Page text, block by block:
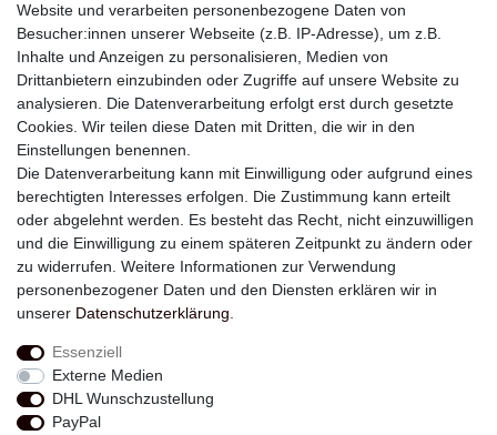
Newsletter
E-MAIL **
Einwilligung kann ich jederzeit widerrufen.**
Abonnieren
Widerrufs­recht
Website und verarbeiten personenbezogene Daten von
Besucher:innen unserer Webseite (z.B. IP-Adresse), um z.B.
Inhalte und Anzeigen zu personalisieren, Medien von
Drittanbietern einzubinden oder Zugriffe auf unsere Website zu
analysieren. Die Datenverarbeitung erfolgt erst durch gesetzte
Cookies. Wir teilen diese Daten mit Dritten, die wir in den
Einstellungen benennen.
Die Datenverarbeitung kann mit Einwilligung oder aufgrund eines
berechtigten Interesses erfolgen. Die Zustimmung kann erteilt
oder abgelehnt werden. Es besteht das Recht, nicht einzuwilligen
und die Einwilligung zu einem späteren Zeitpunkt zu ändern oder
zu widerrufen. Weitere Informationen zur Verwendung
personenbezogener Daten und den Diensten erklären wir in
unserer Daten­schutz­erklärung
Essenziell
Externe Medien
DHL Wunschzustellung
PayPal